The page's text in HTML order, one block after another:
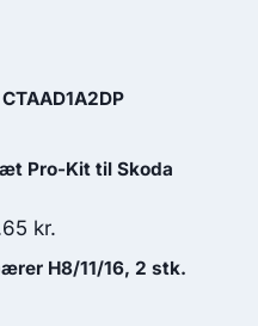
Pro-Kit til Skoda
kr.
aktuelle
H8/11/16, 2 stk.